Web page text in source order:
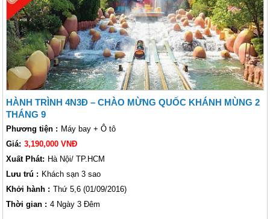
cheo leo, bán đảo Sơn Trà, cầu Tình yêu… hoặc các bạn cũng có thể dễ
dàng trải nghiệm đến Huế và Hội An, mang đến cho đôi bạn những phút
giây thăng hoa của tình yêu đôi lứa, tận hưởng những giây phút tuyệt
vời kéo dài 4 Ngày 3 đêm.
HÀNH TRÌNH 4N3Đ – CHÀO MỪNG QUỐC KHÁNH MÙNG 2
THÁNG 9
Phương tiện : Máy bay + Ô tô
Giá: 3,190,000 VNĐ
Xuất Phát: Hà Nội/ TP.HCM
Lưu trú : Khách sạn 3 sao
Khởi hành : Thứ 5,6 (01/09/2016)
Thời gian : 4 Ngày 3 Đêm